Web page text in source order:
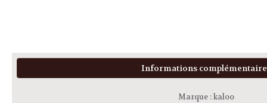
Informations
Marque :kaloo